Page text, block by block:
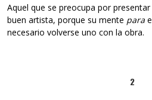
Aquel que se preocupa por
buen artista, porque su mente para
necesario volverse uno con la obra.
2